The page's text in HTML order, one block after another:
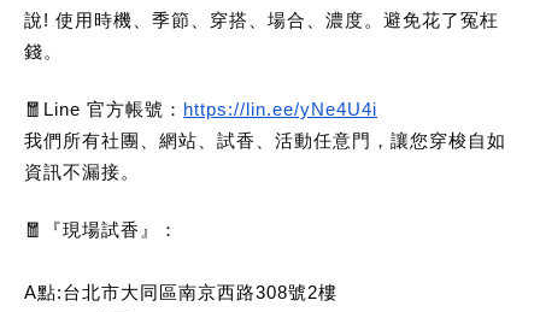
說! 使用時機、季節、穿搭、場合、濃度。避免花了冤枉
錢。
🧧Line 官方帳號： https://lin.ee/yNe4U4i
我們所有社團、網站、試香、活動任意門，讓您穿梭自如
資訊不漏接。
🧧 『現場試香』：
A點:台北市大同區南京西路308號2樓